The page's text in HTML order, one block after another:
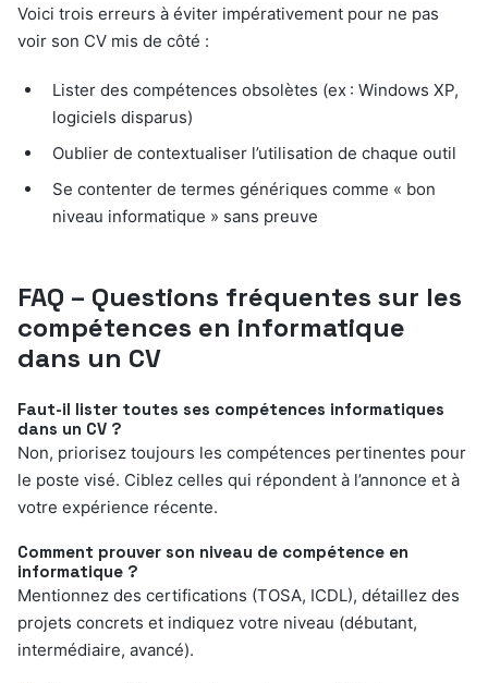
Voici trois erreurs à éviter impérativement pour ne pas
voir son CV mis de côté :
Lister des compétences obsolètes (ex : Windows XP,
logiciels disparus)
Oublier de contextualiser l’utilisation de chaque outil
Se contenter de termes génériques comme « bon
niveau informatique » sans preuve
FAQ – Questions fréquentes sur les
compétences en informatique
dans un CV
Faut-il lister toutes ses compétences informatiques
dans un CV ?
Non, priorisez toujours les compétences pertinentes pour
le poste visé. Ciblez celles qui répondent à l’annonce et à
votre expérience récente.
Comment prouver son niveau de compétence en
informatique ?
Mentionnez des certifications (TOSA, ICDL), détaillez des
projets concrets et indiquez votre niveau (débutant,
intermédiaire, avancé).